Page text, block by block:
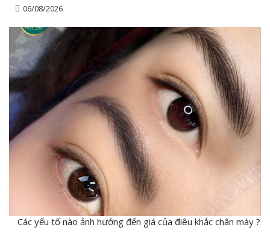
06/08/2026
Các yếu tố nào ảnh hưởng đến giá của điêu khắc chân mày ?